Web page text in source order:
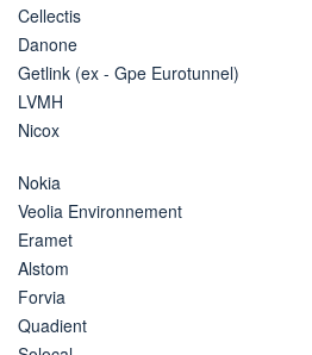
Cellectis
Danone
Getlink (ex - Gpe Eurotunnel)
LVMH
Nicox
Nokia
Veolia Environnement
Eramet
Alstom
Forvia
Quadient